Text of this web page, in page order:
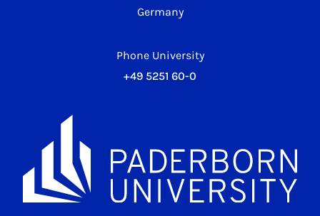
Germany
Phone University
+49 5251 60-0